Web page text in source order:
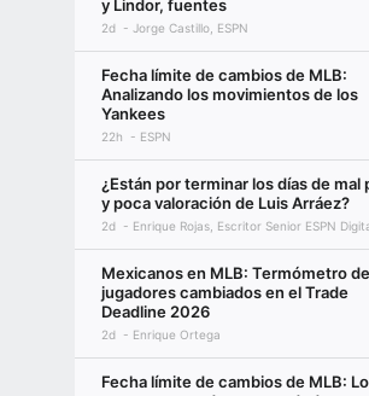
y Lindor, fuentes
2d Jorge Castillo, ESPN
Fecha límite de cambios de MLB:
Analizando los movimientos de los
Yankees
22h ESPN
¿Están por terminar los días de mal
y poca valoración de Luis Arráez?
2d Enrique Rojas, Escritor Senior ESPN
Mexicanos en MLB: Termómetro de
jugadores cambiados en el Trade
Deadline 2026
2d Enrique Ortega
Fecha límite de cambios de MLB: